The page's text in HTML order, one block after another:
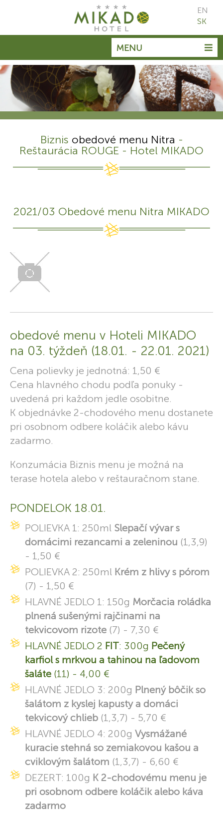
MENU
EN
SK
Biznis obedové menu Nitra -
Reštaurácia ROUGE - Hotel MIKADO
2021/03 Obedové menu Nitra MIKADO
obedové menu v Hoteli MIKADO
na 03. týždeň (18.01. - 22.01. 2021)
Cena polievky je jednotná: 1,50 €
Cena hlavného chodu podľa ponuky -
uvedená pri každom jedle osobitne.
K objednávke 2-chodového menu dostanete
pri osobnom odbere koláčik alebo kávu
zadarmo.
Konzumácia Biznis menu je možná na
terase hotela alebo v reštauračnom stane.
PONDELOK 18.01.
POLIEVKA 1: 250ml Slepačí vývar s
domácimi rezancami a zeleninou (1,3,9)
- 1,50 €
POLIEVKA 2: 250ml Krém z hlivy s pórom
(7) - 1,50 €
HLAVNÉ JEDLO 1: 150g Morčacia roládka
plnená sušenými rajčinami na
tekvicovom rizote (7) - 7,30 €
HLAVNÉ JEDLO 2 FIT: 300g Pečený
karfiol s mrkvou a tahinou na ľadovom
šaláte (11) - 4,00 €
HLAVNÉ JEDLO 3: 200g Plnený bôčik so
šalátom z kyslej kapusty a domáci
tekvicový chlieb (1,3,7) - 5,70 €
HLAVNÉ JEDLO 4: 200g Vysmážané
kuracie stehná so zemiakovou kašou a
cviklovým šalátom (1,3,7) - 6,60 €
DEZERT: 100g K 2-chodovému menu je
pri osobnom odbere koláčik alebo káva
zadarmo